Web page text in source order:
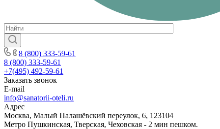
8 (800) 333-59-61
8 (800) 333-59-61
+7(495) 492-59-61
Заказать звонок
E-mail
info@sanatorii-oteli.ru
Адрес
Москва, Малый Палашёвский переулок, 6, 123104
Метро Пушкинская, Тверская, Чеховская - 2 мин пешком.